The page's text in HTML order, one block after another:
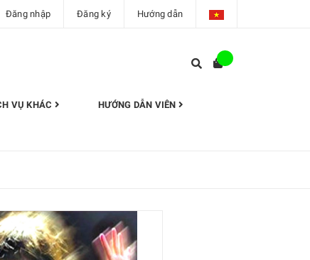
Đăng nhập Đăng ký Hướng dẫn
VỤ KHÁC HƯỚNG DẪN VIÊN